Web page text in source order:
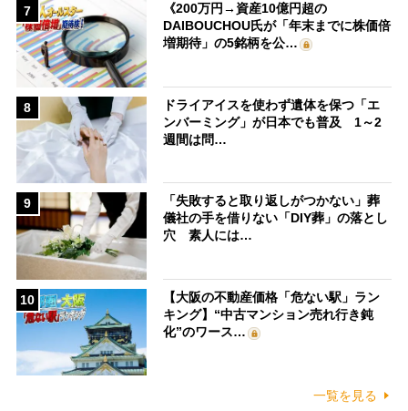
7
《200万円→資産10億円超の
DAIBOUCHOU氏が「年末までに株価倍
増期待」の5銘柄を公…
8
ドライアイスを使わず遺体を保つ「エ
ンバーミング」が日本でも普及 1～2
週間は問…
9
「失敗すると取り返しがつかない」葬
儀社の手を借りない「DIY葬」の落とし
穴 素人には…
10
【大阪の不動産価格「危ない駅」ラン
キング】“中古マンション売れ行き鈍
化”のワース…
一覧を見る